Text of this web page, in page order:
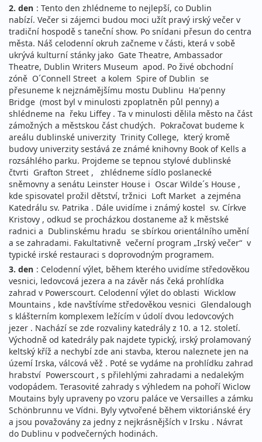
2. den : Tento den zhlédneme to nejlepší, co Dublin
nabízí. Večer si zájemci budou moci užít pravý irský večer v
tradiční hospodě s taneční show. Po snídani přesun do centra
města. Náš celodenní okruh začneme v části, která v sobě
ukrývá kulturní stánky jako Gate Theatre, Ambassador
Theatre, Dublin Writers Museum apod. Po živé obchodní
zóně O´Connell Street a kolem Spire of Dublin se
přesuneme k nejznámějšímu mostu Dublinu Ha'penny
Bridge (most byl v minulosti zpoplatněn půl penny) a
shlédneme na řeku Liffey . Ta v minulosti dělila město na část
zámožných a městskou část chudých. Pokračovat budeme k
areálu dublinské univerzity Trinity College, který kromě
budovy univerzity sestává ze známé knihovny Book of Kells a
rozsáhlého parku. Projdeme se tepnou stylové dublinské
čtvrti Grafton Street , zhlédneme sídlo poslanecké
sněmovny a senátu Leinster House i Oscar Wilde´s House ,
kde spisovatel prožil dětství, tržnici Loft Market a zejména
Katedrálu sv. Patrika . Dále uvidíme i známý kostel sv. Církve
Kristovy , odkud se procházkou dostaneme až k městské
radnici a Dublinskému hradu se sbírkou orientálního umění
a se zahradami. Fakultativně večerní program „Irský večer“ v
typické irské restauraci s doprovodným programem.
3. den : Celodenní výlet, během kterého uvidíme středověkou
vesnici, ledovcová jezera a na závěr nás čeká prohlídka
zahrad v Powerscourt. Celodenní výlet do oblasti Wicklow
Mountains , kde navštívíme středověkou vesnici Glendalough
s klášterním komplexem ležícím v údolí dvou ledovcových
jezer . Nachází se zde rozvaliny katedrály z 10. a 12. století.
Východně od katedrály pak najdete typický, irský prolamovaný
keltský kříž a nechybí zde ani stavba, kterou naleznete jen na
území Irska, válcová věž . Poté se vydáme na prohlídku zahrad
hrabství Powerscourt , s přilehlými zahradami a nedalekým
vodopádem. Terasovité zahrady s výhledem na pohoří Wiclow
Moutains byly upraveny po vzoru paláce ve Versailles a zámku
Schönbrunnu ve Vídni. Byly vytvořené během viktoriánské éry
a jsou považovány za jedny z nejkrásnějších v Irsku . Návrat
do Dublinu v podvečerných hodinách.